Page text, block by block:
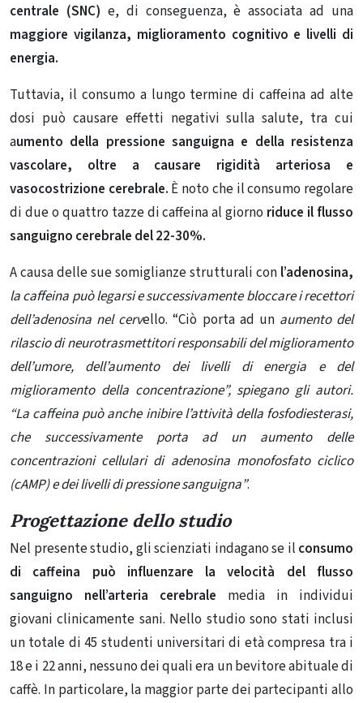
centrale (SNC) e, di conseguenza, è associata ad una
maggiore vigilanza, miglioramento cognitivo e livelli di
energia.
Tuttavia, il consumo a lungo termine di caffeina ad alte
dosi può causare effetti negativi sulla salute, tra cui
aumento della pressione sanguigna e della resistenza
vascolare, oltre a causare rigidità arteriosa e
vasocostrizione cerebrale. È noto che il consumo regolare
di due o quattro tazze di caffeina al giorno riduce il flusso
sanguigno cerebrale del 22-30%.
A causa delle sue somiglianze strutturali con l’adenosina,
la caffeina può legarsi e successivamente bloccare i recettori
dell’adenosina nel cervello. “Ciò porta ad un aumento del
rilascio di neurotrasmettitori responsabili del miglioramento
dell’umore, dell’aumento dei livelli di energia e del
miglioramento della concentrazione”, spiegano gli autori.
“La caffeina può anche inibire l’attività della fosfodiesterasi,
che successivamente porta ad un aumento delle
concentrazioni cellulari di adenosina monofosfato ciclico
(cAMP) e dei livelli di pressione sanguigna”.
Progettazione dello studio
Nel presente studio, gli scienziati indagano se il consumo
di caffeina può influenzare la velocità del flusso
sanguigno nell’arteria cerebrale media in individui
giovani clinicamente sani. Nello studio sono stati inclusi
un totale di 45 studenti universitari di età compresa tra i
18 e i 22 anni, nessuno dei quali era un bevitore abituale di
caffè. In particolare, la maggior parte dei partecipanti allo